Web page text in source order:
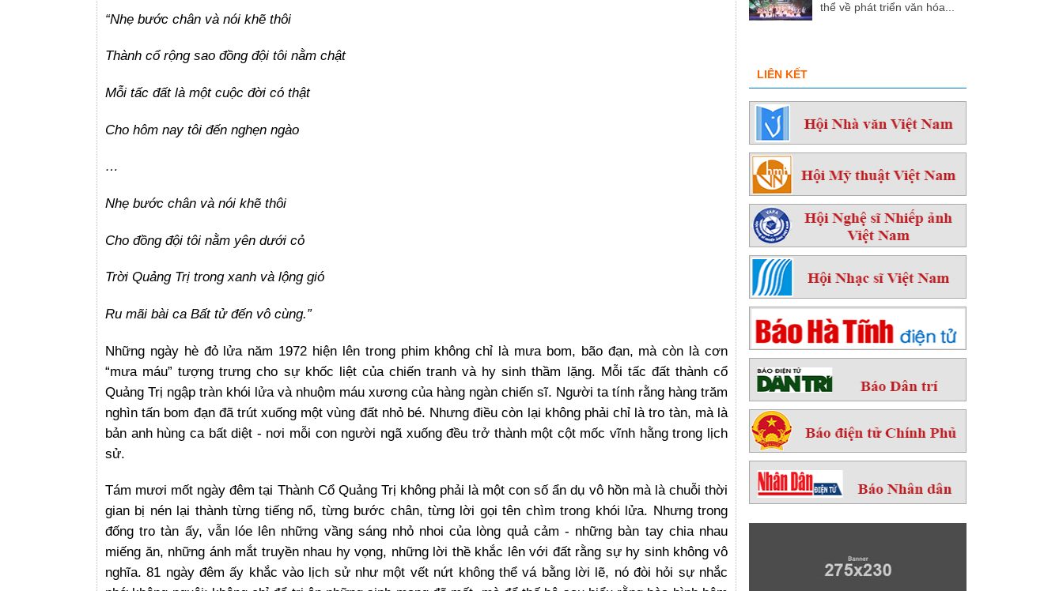
“Nhẹ bước chân và nói khẽ thôi
Thành cổ rộng sao đồng đội tôi nằm chật
Mỗi tấc đất là một cuộc đời có thật
Cho hôm nay tôi đến nghẹn ngào
…
Nhẹ bước chân và nói khẽ thôi
Cho đồng đội tôi nằm yên dưới cỏ
Trời Quảng Trị trong xanh và lộng gió
Ru mãi bài ca Bất tử đến vô cùng.”
Những ngày hè đỏ lửa năm 1972 hiện lên trong phim không chỉ là mưa bom, bão đạn, mà còn là cơn
“mưa máu” tượng trưng cho sự khốc liệt của chiến tranh và hy sinh thầm lặng. Mỗi tấc đất thành cổ
Quảng Trị ngập tràn khói lửa và nhuộm máu xương của hàng ngàn chiến sĩ. Người ta tính rằng hàng trăm
nghìn tấn bom đạn đã trút xuống một vùng đất nhỏ bé. Nhưng điều còn lại không phải chỉ là tro tàn, mà là
bản anh hùng ca bất diệt - nơi mỗi con người ngã xuống đều trở thành một cột mốc vĩnh hằng trong lịch
sử.
Tám mươi mốt ngày đêm tại Thành Cổ Quảng Trị không phải là một con số ẩn dụ vô hồn mà là chuỗi thời
gian bị nén lại thành từng tiếng nổ, từng bước chân, từng lời gọi tên chìm trong khói lửa. Nhưng trong
đống tro tàn ấy, vẫn lóe lên những vầng sáng nhỏ nhoi của lòng quả cảm - những bàn tay chia nhau
miếng ăn, những ánh mắt truyền nhau hy vọng, những lời thề khắc lên với đất rằng sự hy sinh không vô
nghĩa. 81 ngày đêm ấy khắc vào lịch sử như một vết nứt không thể vá bằng lời lẽ, nó đòi hỏi sự nhắc
thể về phát triển văn hóa...
LIÊN KẾT